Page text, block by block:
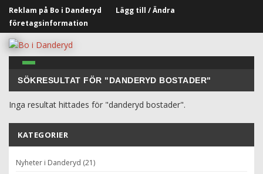
Reklam på Bo i Danderyd
Lägg till / Ändra
företagsinformation
SÖKRESULTAT FÖR "DANDERYD BOSTADER"
Inga resultat hittades för "danderyd bostader".
KATEGORIER
Nyheter i Danderyd (21)